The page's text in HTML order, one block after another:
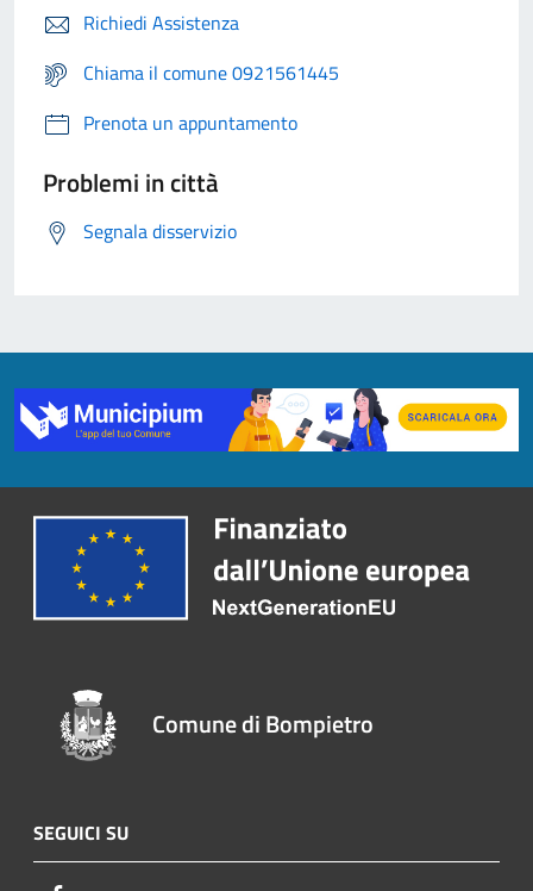
Richiedi Assistenza
Chiama il comune 0921561445
Prenota un appuntamento
Problemi in città
Segnala disservizio
Comune di Bompietro
SEGUICI SU